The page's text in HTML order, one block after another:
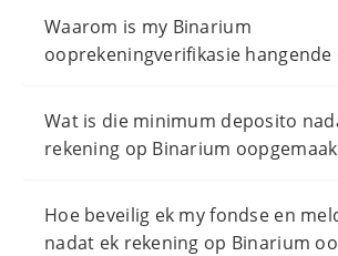
Waarom is my Binarium
ooprekeningverifikasie hangende
Wat is die minimum deposito
rekening op Binarium
Hoe beveilig ek my fondse en
nadat ek rekening op Binarium